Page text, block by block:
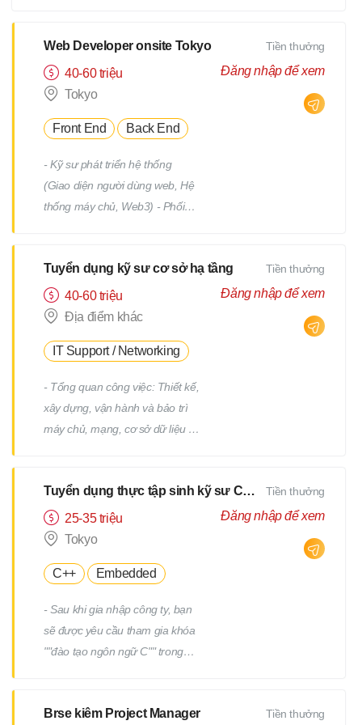
triển Quản lý: Chất lượng
(Quality) Tiến độ (Progress)
Thời hạn (Deadline)
Web Developer onsite Tokyo
40-60 triệu
Tokyo
Front End Back End
- Kỹ sư phát triển hệ thống
(Giao diện người dùng web, Hệ
thống máy chủ, Web3) - Phối
chính hoặc từng địa điểm dự án
(trong phạm vi 23 quận của
Tokyo) *Việc chuyển giao dự án
Tiền thưởng
Đăng nhập để xem
Tuyển dụng kỹ sư cơ sở hạ tầng
40-60 triệu
Địa điểm khác
IT Support / Networking
- Tổng quan công việc: Thiết kế,
xây dựng, vận hành và bảo trì
máy chủ, mạng, cơ sở dữ liệu /
cả các giai đoạn trên và dưới
của quy trình. Chúng tôi sẽ giao
cho bạn các công việc phù hợp
bạn. - Ví dụ về công việc: Thiết
Windows/Linux Tái cấu trúc hạ
tầng liên quan đến việc thay thế
hệ điều hành hoặc phần mềm
Tiền thưởng
Đăng nhập để xem
Tuyển dụng thực tập sinh kỹ sư CNTT
25-35 triệu
Tokyo
C++ Embedded
- Sau khi gia nhập công ty, bạn
sẽ được yêu cầu tham gia khóa
""đào tạo ngôn ngữ C"" trong
yêu cầu tham gia thêm một
Tiền thưởng
Đăng nhập để xem
Brse kiêm Project Manager
Tiền thưởng